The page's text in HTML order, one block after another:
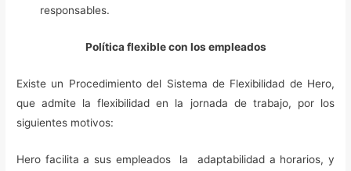
responsables.
Política flexible con los empleados
Existe un Procedimiento del Sistema de Flexibilidad de Hero,
que admite la flexibilidad en la jornada de trabajo, por los
siguientes motivos:
Hero facilita a sus empleados la adaptabilidad a horarios, y